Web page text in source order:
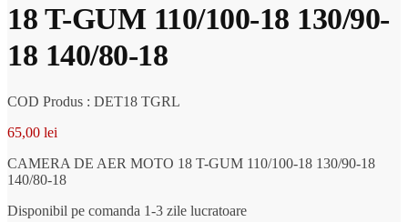
18 T-GUM 110/100-18 130/90-
18 140/80-18
COD Produs : DET18 TGRL
65,00 lei
CAMERA DE AER MOTO 18 T-GUM 110/100-18 130/90-18
140/80-18
Disponibil pe comanda 1-3 zile lucratoare